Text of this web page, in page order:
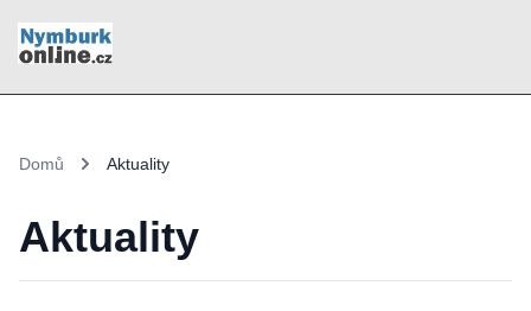
Domů Aktuality
Aktuality